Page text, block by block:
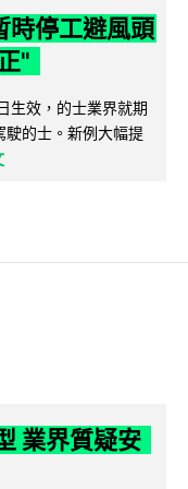
時停工避風頭
"
生效，的士業界就期
駛的士。新例大幅提
業界質疑安